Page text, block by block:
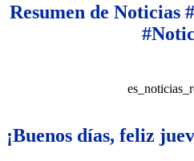
Resumen de Noticias
¡Buenos días, feliz